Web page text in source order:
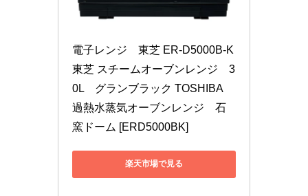
電子レンジ　東芝 ER-D5000B-K
東芝 スチームオーブンレンジ　3
0L　グランブラック TOSHIBA
過熱水蒸気オーブンレンジ　石
窯ドーム [ERD5000BK]
楽天市場で見る